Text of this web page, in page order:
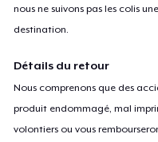
nous ne suivons pas les colis
destination.
Détails du retour
Nous comprenons que des
produit endommagé, mal
volontiers ou vous